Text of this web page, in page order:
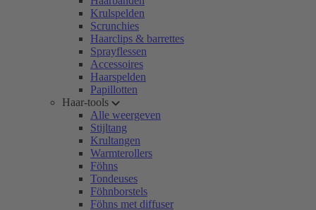
Krulspelden
Scrunchies
Haarclips & barrettes
Sprayflessen
Accessoires
Haarspelden
Papillotten
Haar-tools
Alle weergeven
Stijltang
Krultangen
Warmterollers
Föhns
Tondeuses
Föhnborstels
Föhns met diffuser